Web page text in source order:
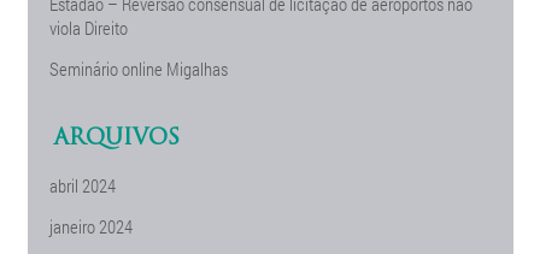
viola Direito
Seminário online Migalhas
ARQUIVOS
abril 2024
janeiro 2024